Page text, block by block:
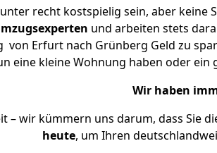
recht kostspielig sein, aber keine
und arbeiten stets
von Erfurt nach Grünberg Geld zu
eine kleine Wohnung haben oder
Wir haben
– wir kümmern uns darum, dass Sie
heute, um Ihren